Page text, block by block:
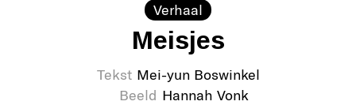
Verhaal
Meisjes
Tekst Mei-yun Boswinkel
Beeld Hannah Vonk